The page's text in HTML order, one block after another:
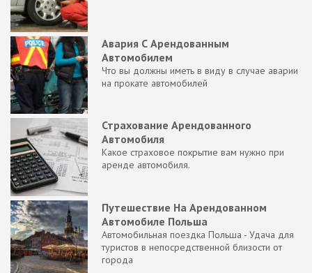
Авария С Арендованным
Автомобилем
Что вы должны иметь в виду в случае аварии
на прокате автомобилей
Страхование Арендованного
Автомобиля
Какое страховое покрытие вам нужно при
аренде автомобиля.
Путешествие На Арендованном
Автомобиле Польша
Автомобильная поездка Польша - Удача для
туристов в непосредственной близости от
города